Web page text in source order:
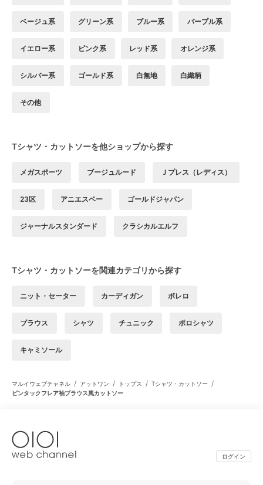
ベージュ系 グリーン系 ブルー系 パープル系
イエロー系 ピンク系 レッド系 オレンジ系
シルバー系 ゴールド系 白無地 白織柄
その他
Tシャツ・カットソーを他ショップから探す
メガスポーツ ブージュルード Ｊプレス（レディス）
23区 アニエスベー ゴールドジャパン
ジャーナルスタンダード クラシカルエルフ
Tシャツ・カットソーを関連カテゴリから探す
ニット・セーター カーディガン ボレロ
ブラウス シャツ チュニック ポロシャツ
キャミソール
マルイウェブチャネル / アットワン / トップス / Tシャツ・カットソー /
ピンタックフレア袖ブラウス風カットソー
ログイン